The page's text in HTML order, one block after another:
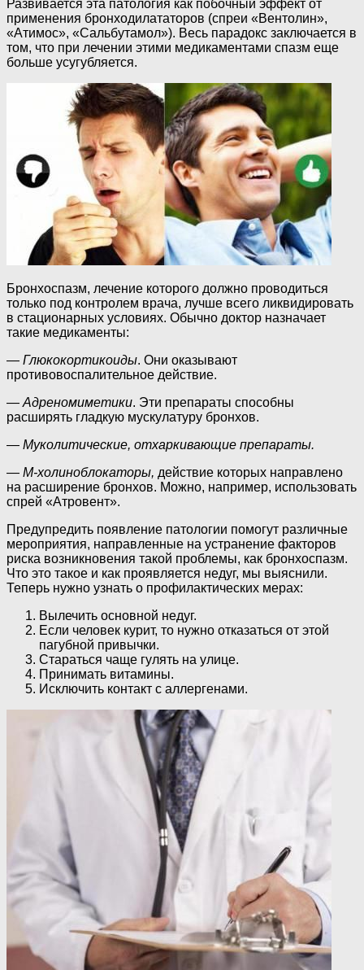
Развивается эта патология как побочный эффект от
применения бронходилататоров (спреи «Вентолин»,
«Атимос», «Сальбутамол»). Весь парадокс заключается в
том, что при лечении этими медикаментами спазм еще
больше усугубляется.
Бронхоспазм, лечение которого должно проводиться
только под контролем врача, лучше всего ликвидировать
в стационарных условиях. Обычно доктор назначает
такие медикаменты:
— Глюкокортикоиды. Они оказывают
противовоспалительное действие.
— Адреномиметики. Эти препараты способны
расширять гладкую мускулатуру бронхов.
— Муколитические, отхаркивающие препараты.
— М-холиноблокаторы, действие которых направлено
на расширение бронхов. Можно, например, использовать
спрей «Атровент».
Предупредить появление патологии помогут различные
мероприятия, направленные на устранение факторов
риска возникновения такой проблемы, как бронхоспазм.
Что это такое и как проявляется недуг, мы выяснили.
Теперь нужно узнать о профилактических мерах:
Вылечить основной недуг.
Если человек курит, то нужно отказаться от этой
пагубной привычки.
Стараться чаще гулять на улице.
Принимать витамины.
Исключить контакт с аллергенами.